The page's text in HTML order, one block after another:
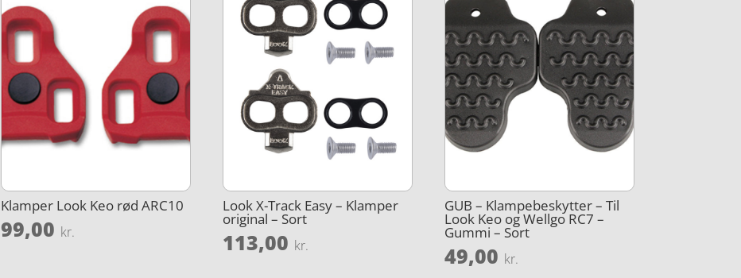
Klamper Look Keo rød ARC10
99,00 kr.
Look X-Track Easy – Klamper
original – Sort
113,00 kr.
GUB – Klampebeskytter – Til
Look Keo og Wellgo RC7 –
Gummi – Sort
49,00 kr.